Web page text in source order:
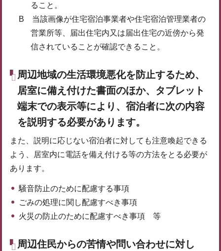
ること。
B 当該画像が住宅宿泊事業者や住宅宿泊管理業者の
営業所等、届出住宅内又は届出住宅の近傍から発
信されていることが確認できること。
周辺地域の生活環境悪化を防止するため、
居室に備え付けた書面のほか、タブレット
端末での表示等により、宿泊者に次の内容
を説明する必要があります。
また、説明に応じない宿泊者に対しても注意喚起できる
よう、居室内に電話を備え付ける等の方法をとる必要が
あります。
騒音防止のために配慮する事項
ごみの処理に関し配慮すべき事項
火災の防止のために配慮すべき事項 等
周辺住民からの苦情や問い合わせに対し